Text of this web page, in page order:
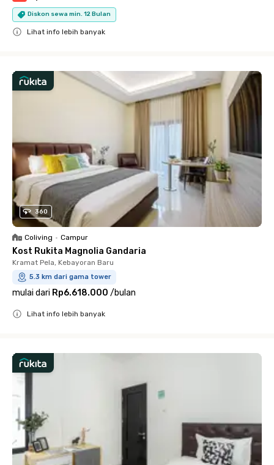
Diskon sewa min. 12 Bulan
Lihat info lebih banyak
360
Coliving • Campur
Kost Rukita Magnolia Gandaria
Kramat Pela, Kebayoran Baru
5.3 km dari gama tower
mulai dari Rp6.618.000 /bulan
Lihat info lebih banyak